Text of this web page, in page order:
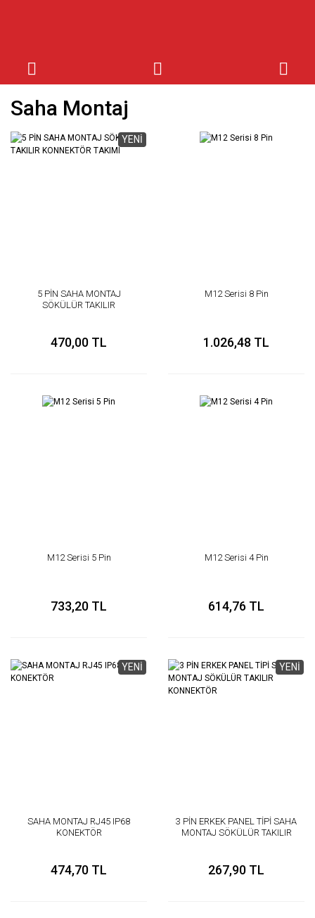
Saha Montaj
YENİ
5 PİN SAHA MONTAJ
SÖKÜLÜR TAKILIR
470,00 TL
M12 Serisi 8 Pin
1.026,48 TL
M12 Serisi 5 Pin
733,20 TL
M12 Serisi 4 Pin
614,76 TL
YENİ
SAHA MONTAJ RJ45 IP68
KONEKTÖR
474,70 TL
YENİ
3 PİN ERKEK PANEL TİPİ SAHA
MONTAJ SÖKÜLÜR TAKILIR
267,90 TL